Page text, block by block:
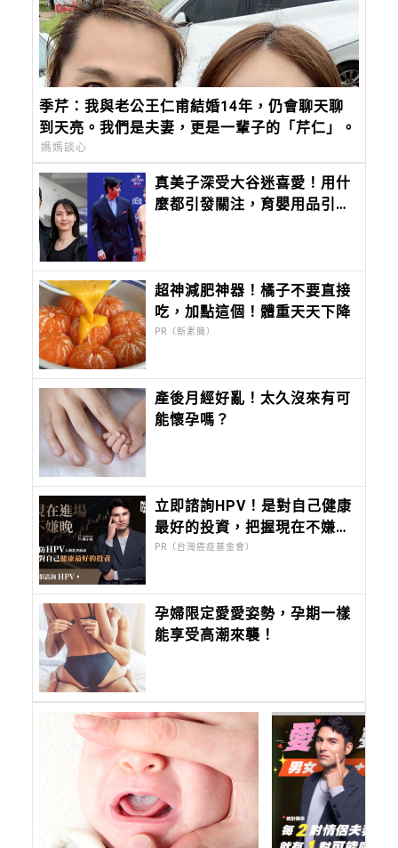
季芹：我與老公王仁甫結婚14年，仍會聊天聊
到天亮。我們是夫妻，更是一輩子的「芹仁」。
媽媽談心
真美子深受大谷迷喜愛！用什
麼都引發關注，育嬰用品引發
超神減肥神器！橘子不要直接
吃，加點這個！體重天天下降
PR（新素簡）
產後月經好亂！太久沒來有可
能懷孕嗎？
立即諮詢HPV！是對自己健康
最好的投資，把握現在不嫌
晚！
PR（台灣癌症基金會）
孕婦限定愛愛姿勢，孕期一樣
能享受高潮來襲！